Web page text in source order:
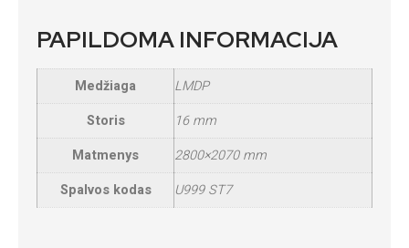
PAPILDOMA INFORMACIJA
Medžiaga
LMDP
Storis
16 mm
Matmenys
2800×2070 mm
Spalvos kodas
U999 ST7